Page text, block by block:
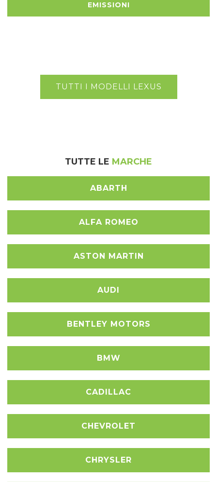
EMISSIONI
TUTTI I MODELLI LEXUS
TUTTE LE MARCHE
ABARTH
ALFA ROMEO
ASTON MARTIN
AUDI
BENTLEY MOTORS
BMW
CADILLAC
CHEVROLET
CHRYSLER